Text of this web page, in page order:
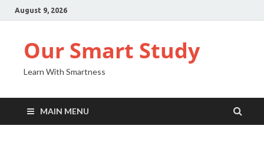
August 9, 2026
Our Smart Study
Learn With Smartness
MAIN MENU